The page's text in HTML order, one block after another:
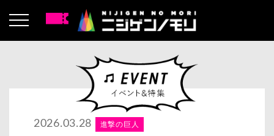
2026.03.28 進撃の巨人